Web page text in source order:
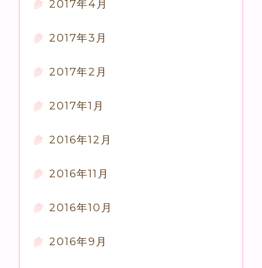
2017年4月
2017年3月
2017年2月
2017年1月
2016年12月
2016年11月
2016年10月
2016年9月